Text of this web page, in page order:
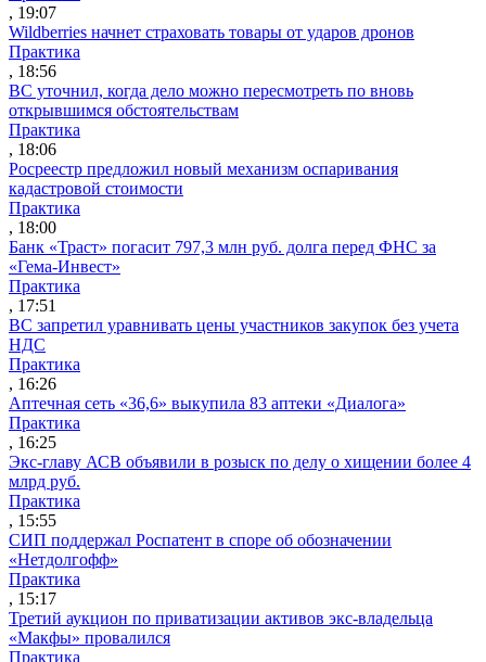
, 19:07
Wildberries начнет страховать товары от ударов дронов
Практика
, 18:56
ВС уточнил, когда дело можно пересмотреть по вновь
открывшимся обстоятельствам
Практика
, 18:06
Росреестр предложил новый механизм оспаривания
кадастровой стоимости
Практика
, 18:00
Банк «Траст» погасит 797,3 млн руб. долга перед ФНС за
«Гема-Инвест»
Практика
, 17:51
ВС запретил уравнивать цены участников закупок без учета
НДС
Практика
, 16:26
Аптечная сеть «36,6» выкупила 83 аптеки «Диалога»
Практика
, 16:25
Экс-главу АСВ объявили в розыск по делу о хищении более 4
млрд руб.
Практика
, 15:55
СИП поддержал Роспатент в споре об обозначении
«Нетдолгофф»
Практика
, 15:17
Третий аукцион по приватизации активов экс-владельца
«Макфы» провалился
Практика